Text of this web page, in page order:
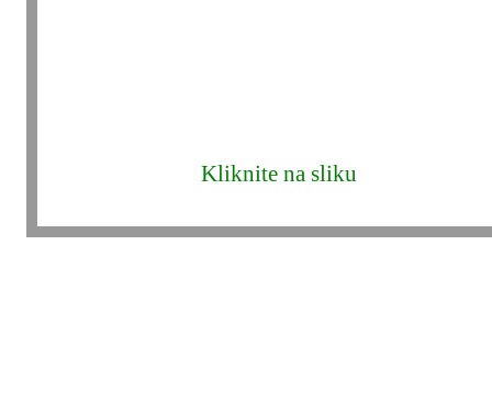
Kliknite na sliku